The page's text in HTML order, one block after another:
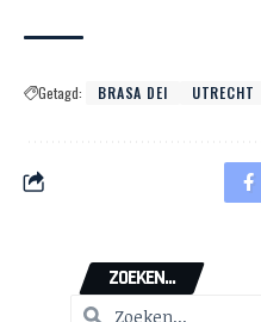
Getagd: BRASA DEI UTRECHT
ZOEKEN...